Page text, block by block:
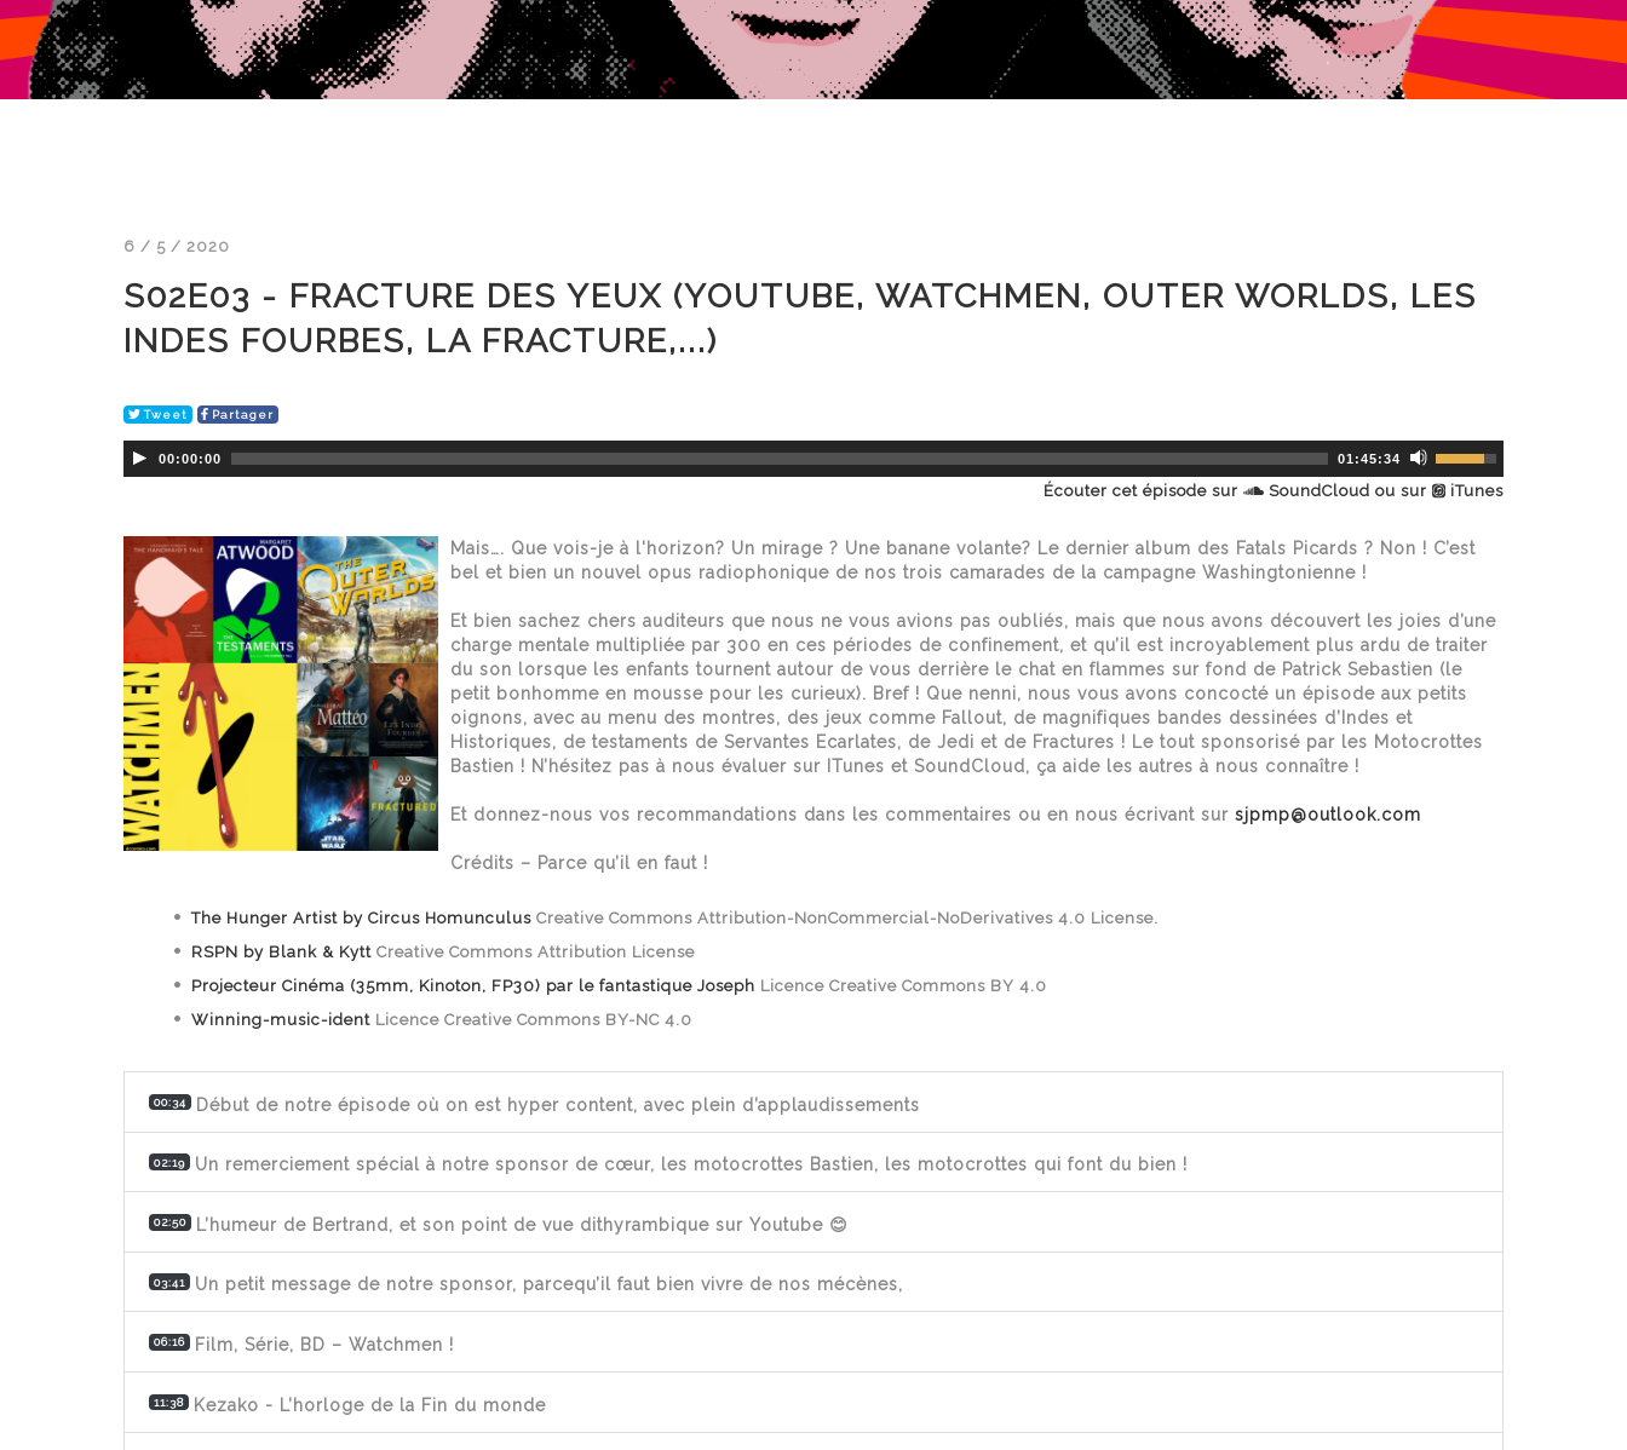
6 / 5 / 2020
S02E03 - FRACTURE DES YEUX (YOUTUBE, WATCHMEN, OUTER WORLDS, LES
INDES FOURBES, LA FRACTURE,...)
Tweet Partager
00:00:00 01:45:34
Écouter cet épisode sur SoundCloud ou sur iTunes
Mais…. Que vois-je à l'horizon? Un mirage ? Une banane volante? Le dernier album des Fatals Picards ? Non ! C’est
bel et bien un nouvel opus radiophonique de nos trois camarades de la campagne Washingtonienne !
Et bien sachez chers auditeurs que nous ne vous avions pas oubliés, mais que nous avons découvert les joies d’une
charge mentale multipliée par 300 en ces périodes de confinement, et qu’il est incroyablement plus ardu de traiter
du son lorsque les enfants tournent autour de vous derrière le chat en flammes sur fond de Patrick Sebastien (le
petit bonhomme en mousse pour les curieux). Bref ! Que nenni, nous vous avons concocté un épisode aux petits
oignons, avec au menu des montres, des jeux comme Fallout, de magnifiques bandes dessinées d’Indes et
Historiques, de testaments de Servantes Ecarlates, de Jedi et de Fractures ! Le tout sponsorisé par les Motocrottes
Bastien ! N’hésitez pas à nous évaluer sur ITunes et SoundCloud, ça aide les autres à nous connaître !
Et donnez-nous vos recommandations dans les commentaires ou en nous écrivant sur sjpmp@outlook.com
Crédits – Parce qu’il en faut !
The Hunger Artist by Circus Homunculus Creative Commons Attribution-NonCommercial-NoDerivatives 4.0 License.
RSPN by Blank & Kytt Creative Commons Attribution License
Projecteur Cinéma (35mm, Kinoton, FP30) par le fantastique Joseph Licence Creative Commons BY 4.0
Winning-music-ident Licence Creative Commons BY-NC 4.0
00:34 Début de notre épisode où on est hyper content, avec plein d’applaudissements
02:19 Un remerciement spécial à notre sponsor de cœur, les motocrottes Bastien, les motocrottes qui font du bien !
02:50 L’humeur de Bertrand, et son point de vue dithyrambique sur Youtube 😊
03:41 Un petit message de notre sponsor, parcequ’il faut bien vivre de nos mécènes,
06:16 Film, Série, BD – Watchmen !
11:38 Kezako - L’horloge de la Fin du monde